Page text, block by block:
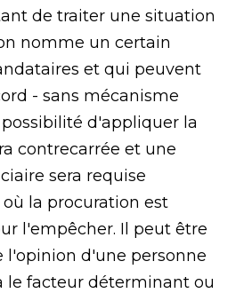
de traiter une situation
nomme un certain
et qui peuvent
- sans mécanisme
d'appliquer la
contrecarrée et une
sera requise
la procuration est
l'empêcher. Il peut être
l'opinion d'une personne
le facteur déterminant ou